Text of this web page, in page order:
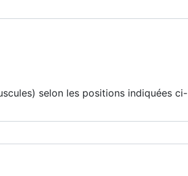
selon les positions indiquées ci-